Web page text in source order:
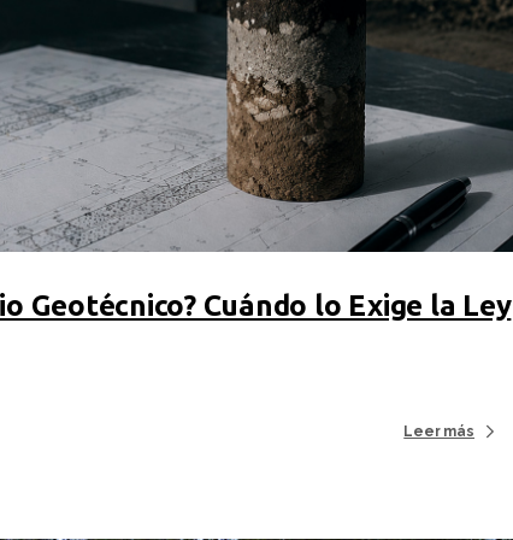
Geotécnico? Cuándo lo Exige la Ley
Leer más